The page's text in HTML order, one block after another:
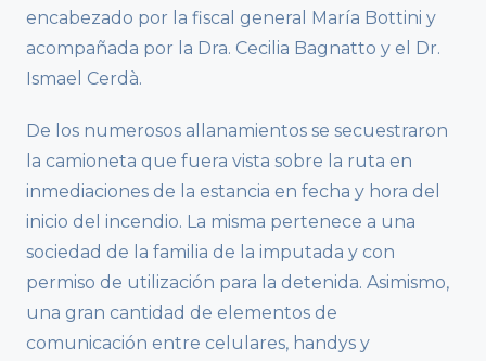
encabezado por la fiscal general María Bottini y
acompañada por la Dra. Cecilia Bagnatto y el Dr.
Ismael Cerdà.
De los numerosos allanamientos se secuestraron
la camioneta que fuera vista sobre la ruta en
inmediaciones de la estancia en fecha y hora del
inicio del incendio. La misma pertenece a una
sociedad de la familia de la imputada y con
permiso de utilización para la detenida. Asimismo,
una gran cantidad de elementos de
comunicación entre celulares, handys y